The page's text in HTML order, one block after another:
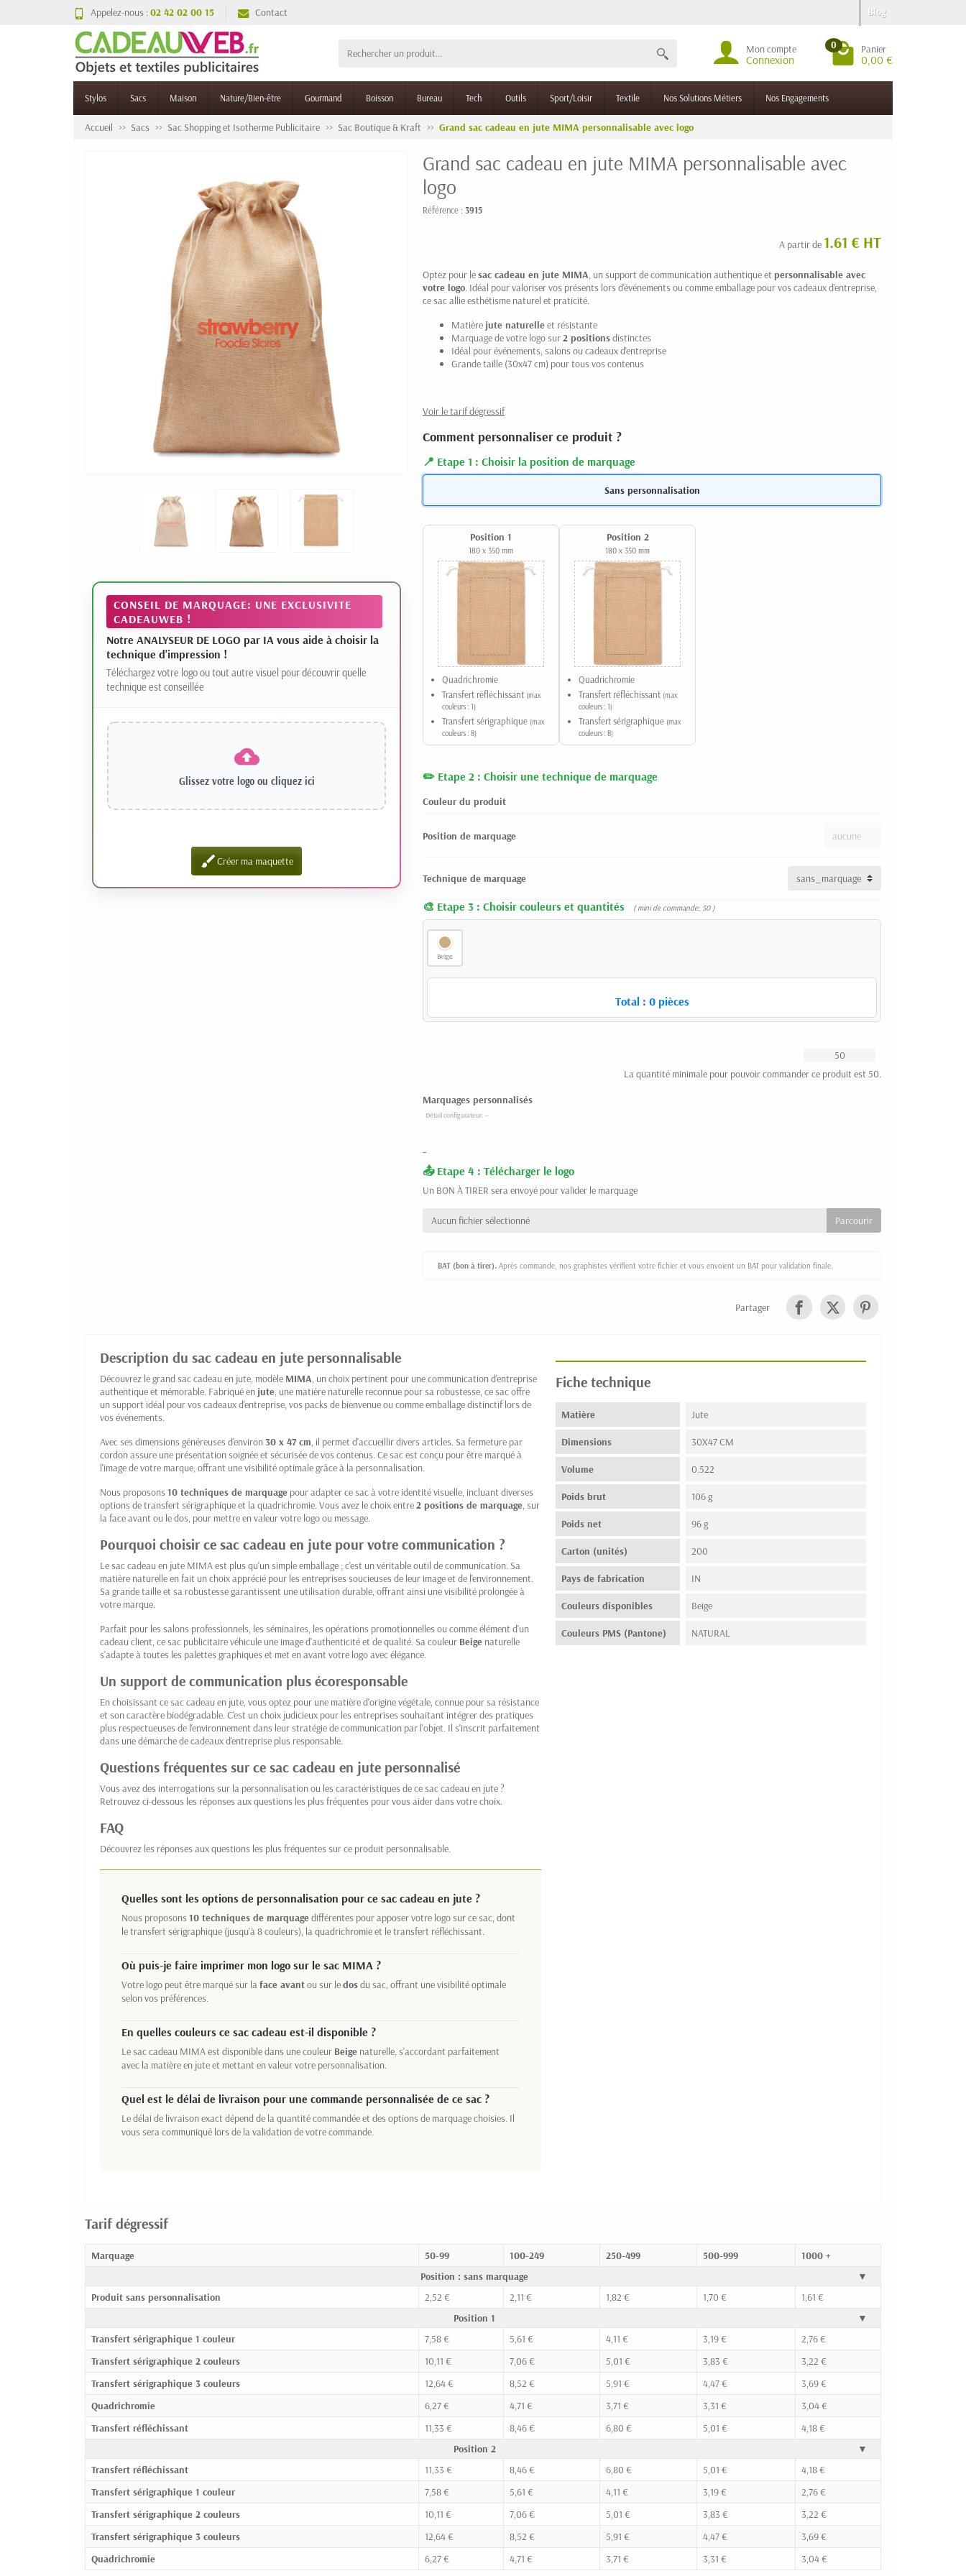
Appelez-nous :02 42 02 00 15 Contact Blog
Mon compte
Connexion
0 Panier
0,00 €
Stylos Sacs Maison Nature/Bien-être Gourmand Boisson Bureau Tech Outils Sport/Loisir Textile Nos Solutions Métiers Nos Engagements
Accueil Sacs Sac Shopping et Isotherme Publicitaire Sac Boutique & Kraft Grand sac cadeau en jute MIMA personnalisable avec logo
CONSEIL DE MARQUAGE: UNE EXCLUSIVITE
CADEAUWEB !
Notre ANALYSEUR DE LOGO par IA vous aide à choisir la
technique d'impression !
Téléchargez votre logo ou tout autre visuel pour découvrir quelle
technique est conseillée
Glissez votre logo ou cliquez ici
brushCréer ma maquette
Grand sac cadeau en jute MIMA personnalisable avec
logo
Référence : 3915
A partir de 1.61 € HT
Optez pour lesac cadeau en jute MIMA, un support de communication authentique et personnalisable avec
votre logo. Idéal pour valoriser vos présents lors d'événements ou comme emballage pour vos cadeaux d'entreprise,
ce sac allie esthétisme naturel et praticité.
Matière jute naturelleet résistante
Marquage de votre logo sur2 positionsdistinctes
Idéal pour événements, salons ou cadeaux d'entreprise
Grande taille (30x47 cm) pour tous vos contenus
Voir le tarif dégressif
Comment personnaliser ce produit ?
Etape 1 : Choisir la position de marquage
Sans personnalisation
Position 1
180 x 350 mm
Quadrichromie
Transfert réfléchissant (max
couleurs : 1)
Transfert sérigraphique (max
couleurs : 8)
Position 2
180 x 350 mm
Quadrichromie
Transfert réfléchissant (max
couleurs : 1)
Transfert sérigraphique (max
couleurs : 8)
Etape 2 : Choisir une technique de marquage
Couleur du produit
Position de marquage
Technique de marquage
Etape 3 : Choisir couleurs et quantités ( mini de commande: 50 )
Beige
Total : 0pièces
La quantité minimale pour pouvoir commander ce produit est 50.
Marquages personnalisés
-
Etape 4 : Télécharger le logo
Un BON À TIRER sera envoyé pour valider le marquage
Aucun fichier sélectionné
BAT (bon à tirer). Après commande, nos graphistes vérifient votre fichier et vous envoient un BAT pour validation finale.
Partager
Description du sac cadeau en jute personnalisable
Découvrez le grand sac cadeau en jute, modèle MIMA, un choix pertinent pour une communication d'entreprise
authentique et mémorable. Fabriqué en jute, une matière naturelle reconnue pour sa robustesse, ce sac offre
un support idéal pour vos cadeaux d'entreprise, vos packs de bienvenue ou comme emballage distinctif lors de
vos événements.
Avec ses dimensions généreuses d'environ30 x 47 cm, il permet d'accueillir divers articles. Sa fermeture par
cordon assure une présentation soignée et sécurisée de vos contenus. Ce sac est conçu pour être marqué à
l'image de votre marque, offrant une visibilité optimale grâce à la personnalisation.
Nous proposons10 techniques de marquage pour adapter ce sac à votre identité visuelle, incluant diverses
options de transfert sérigraphique et la quadrichromie. Vous avez le choix entre2 positions de marquage, sur
la face avant ou le dos, pour mettre en valeur votre logo ou message.
Pourquoi choisir ce sac cadeau en jute pour votre communication ?
Le sac cadeau en jute MIMA est plus qu'un simple emballage ; c'est un véritable outil de communication. Sa
matière naturelle en fait un choix apprécié pour les entreprises soucieuses de leur image et de l'environnement.
Sa grande taille et sa robustesse garantissent une utilisation durable, offrant ainsi une visibilité prolongée à
votre marque.
Parfait pour les salons professionnels, les séminaires, les opérations promotionnelles ou comme élément d'un
cadeau client, ce sac publicitaire véhicule une image d'authenticité et de qualité. Sa couleur Beige naturelle
s'adapte à toutes les palettes graphiques et met en avant votre logo avec élégance.
Un support de communication plus écoresponsable
En choisissant ce sac cadeau en jute, vous optez pour une matière d'origine végétale, connue pour sa résistance
et son caractère biodégradable. C'est un choix judicieux pour les entreprises souhaitant intégrer des pratiques
plus respectueuses de l'environnement dans leur stratégie de communication par l'objet. Il s'inscrit parfaitement
dans une démarche de cadeaux d'entreprise plus responsable.
Questions fréquentes sur ce sac cadeau en jute personnalisé
Vous avez des interrogations sur la personnalisation ou les caractéristiques de ce sac cadeau en jute ?
Retrouvez ci-dessous les réponses aux questions les plus fréquentes pour vous aider dans votre choix.
FAQ
Découvrez les réponses aux questions les plus fréquentes sur ce produit personnalisable.
Quelles sont les options de personnalisation pour ce sac cadeau en jute ?
Nous proposons10 techniques de marquagedifférentes pour apposer votre logo sur ce sac, dont
le transfert sérigraphique (jusqu'à 8 couleurs), la quadrichromie et le transfert réfléchissant.
Où puis-je faire imprimer mon logo sur le sac MIMA ?
Votre logo peut être marqué sur laface avantou sur ledosdu sac, offrant une visibilité optimale
selon vos préférences.
En quelles couleurs ce sac cadeau est-il disponible ?
Le sac cadeau MIMA est disponible dans une couleur Beige naturelle, s'accordant parfaitement
avec la matière en jute et mettant en valeur votre personnalisation.
Quel est le délai de livraison pour une commande personnalisée de ce sac ?
Le délai de livraison exact dépend de la quantité commandée et des options de marquage choisies. Il
vous sera communiqué lors de la validation de votre commande.
Fiche technique
Matière Jute
Dimensions 30X47 CM
Volume 0.522
Poids brut 106 g
Poids net 96 g
Carton (unités) 200
Pays de fabrication IN
Couleurs disponibles Beige
Couleurs PMS (Pantone) NATURAL
Tarif dégressif
Marquage 50-99 100-249 250-499 500-999
1000 +
Position : sans marquage
▼
Produit sans personnalisation
2,52 € 2,11 € 1,82 € 1,70 €
1,61 €
Position 1
▼
Transfert sérigraphique 1 couleur
7,58 € 5,61 € 4,11 € 3,19 €
2,76 €
Transfert sérigraphique 2 couleurs
10,11 € 7,06 € 5,01 € 3,83 €
3,22 €
Transfert sérigraphique 3 couleurs
12,64 € 8,52 € 5,91 € 4,47 €
3,69 €
Quadrichromie
6,27 € 4,71 € 3,71 € 3,31 €
3,04 €
Transfert réfléchissant
11,33 € 8,46 € 6,80 € 5,01 €
4,18 €
Position 2
▼
Transfert réfléchissant
11,33 € 8,46 € 6,80 € 5,01 €
4,18 €
Transfert sérigraphique 1 couleur
7,58 € 5,61 € 4,11 € 3,19 €
2,76 €
Transfert sérigraphique 2 couleurs
10,11 € 7,06 € 5,01 € 3,83 €
3,22 €
Transfert sérigraphique 3 couleurs
12,64 € 8,52 € 5,91 € 4,47 €
3,69 €
Quadrichromie
6,27 € 4,71 € 3,71 € 3,31 € 3,04 €